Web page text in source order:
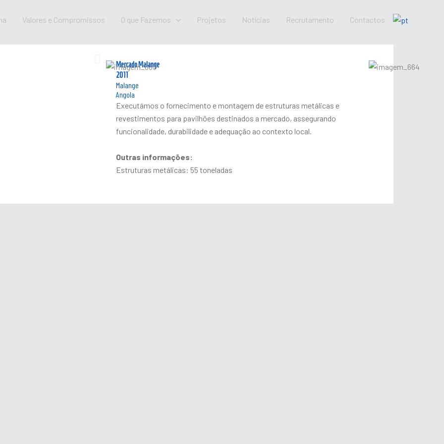
Valores e Compromissos O que Fazemos Projetos Notícias Recrutamento Contactos
Mercado Malange
2011
Malange
Angola
Executámos o fornecimento e montagem de estruturas metálicas e
revestimentos para pavilhões destinados a mercado, assegurando
funcionalidade, durabilidade e adequação ao contexto local.
Outras informações:
Estruturas metálicas: 55 toneladas